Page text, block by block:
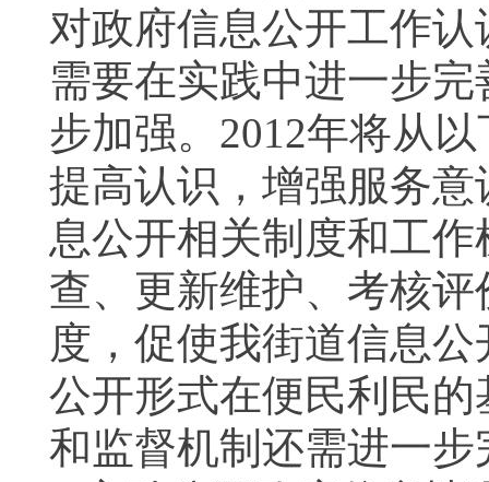
对政府信息公开工作
需要在实践中进一步
步加强。 2012年将从
提高认识，增强服务
息公开相关制度和工
查、更新维护、考核
度，促使我街道信息
公开形式在便民利民
和监督机制还需进一步